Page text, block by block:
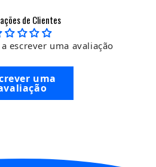
de Clientes
escrever uma avaliação
uma